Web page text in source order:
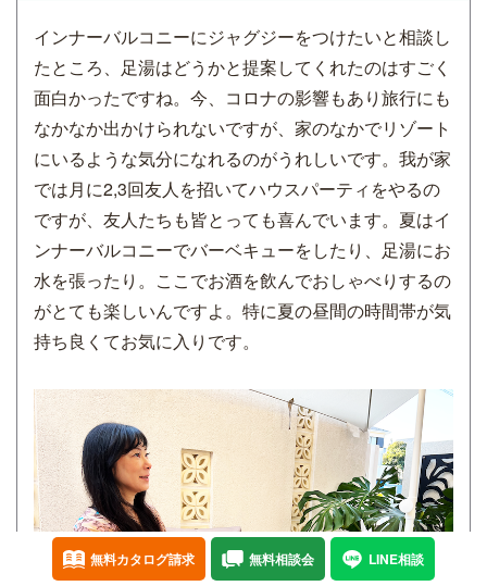
インナーバルコニーにジャグジーをつけたいと相談し
たところ、足湯はどうかと提案してくれたのはすごく
面白かったですね。今、コロナの影響もあり旅行にも
なかなか出かけられないですが、家のなかでリゾート
にいるような気分になれるのがうれしいです。我が家
では月に2,3回友人を招いてハウスパーティをやるの
ですが、友人たちも皆とっても喜んでいます。夏はイ
ンナーバルコニーでバーベキューをしたり、足湯にお
水を張ったり。ここでお酒を飲んでおしゃべりするの
がとても楽しいんですよ。特に夏の昼間の時間帯が気
持ち良くてお気に入りです。
無料カタログ請求 無料相談会 LINE相談